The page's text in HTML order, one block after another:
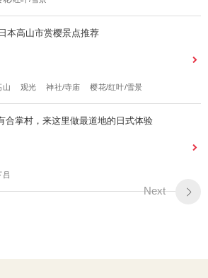
本高山市赏樱景点推荐
山 观光 神社/寺庙 樱花/红叶/雪景
合掌村，来这里做最道地的日式体验
吕
Next